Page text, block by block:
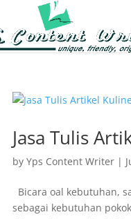
Jasa Tulis
byYps Content Writer |
Bicara oal kebutuhan,
sebagai kebutuhan